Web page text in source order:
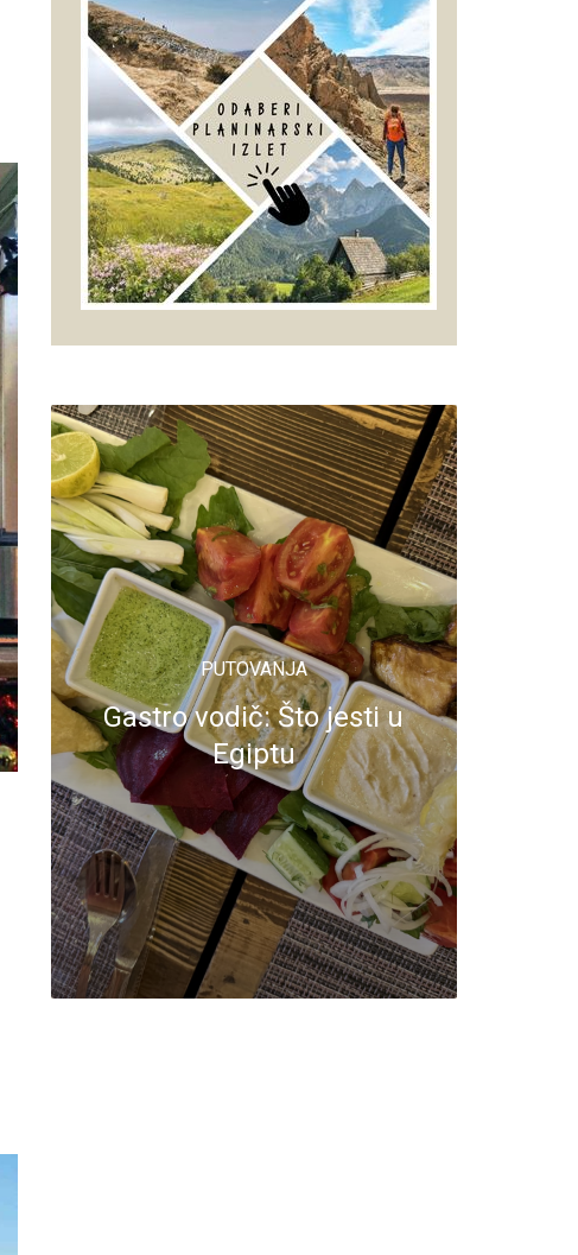
PUTOVANJA
Gastro vodič: Što jesti u
Egiptu